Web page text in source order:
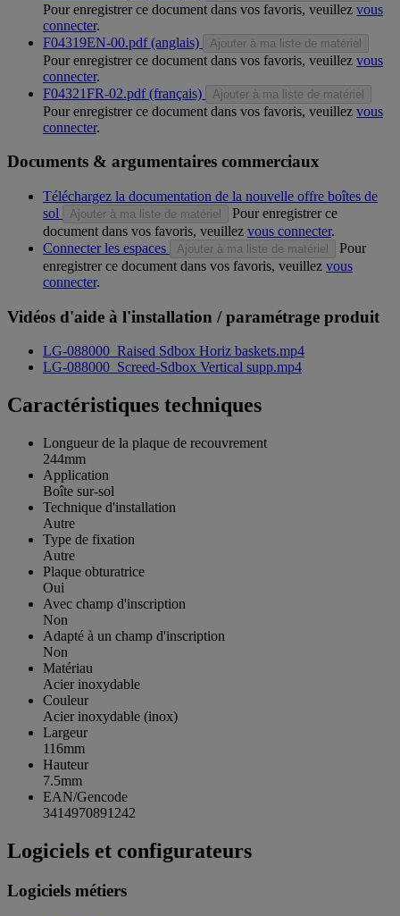
Pour enregistrer ce document dans vos favoris, veuillez vous
connecter.
F04319EN-00.pdf (anglais)
Ajouter à ma liste de matériel
Pour enregistrer ce document dans vos favoris, veuillez vous
connecter.
F04321FR-02.pdf (français)
Ajouter à ma liste de matériel
Pour enregistrer ce document dans vos favoris, veuillez vous
connecter.
Documents & argumentaires commerciaux
Téléchargez la documentation de la nouvelle offre boîtes de
sol
Ajouter à ma liste de matériel
Pour enregistrer ce
document dans vos favoris, veuillez vous connecter.
Connecter les espaces
Ajouter à ma liste de matériel
Pour
enregistrer ce document dans vos favoris, veuillez vous
connecter.
Vidéos d'aide à l'installation / paramétrage produit
LG-088000_Raised Sdbox Horiz baskets.mp4
LG-088000_Screed-Sdbox Vertical supp.mp4
Caractéristiques techniques
Longueur de la plaque de recouvrement
244mm
Application
Boîte sur-sol
Technique d'installation
Autre
Type de fixation
Autre
Plaque obturatrice
Oui
Avec champ d'inscription
Non
Adapté à un champ d'inscription
Non
Matériau
Acier inoxydable
Couleur
Acier inoxydable (inox)
Largeur
116mm
Hauteur
7.5mm
EAN/Gencode
3414970891242
Logiciels et configurateurs
Logiciels métiers